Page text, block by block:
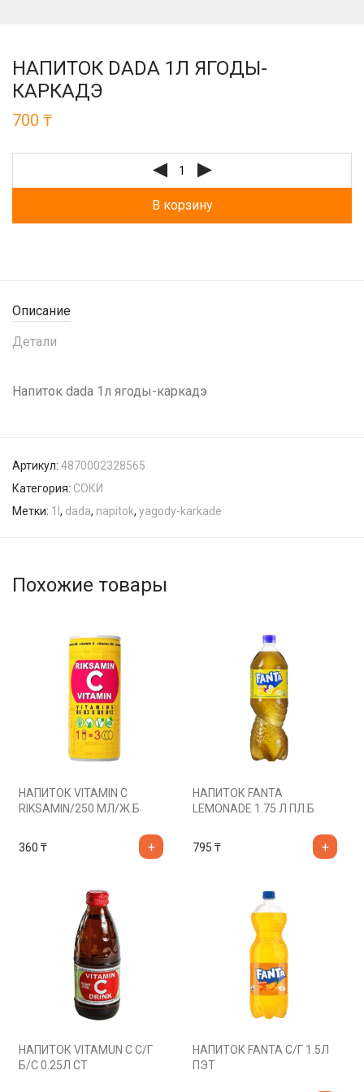
НАПИТОК DADA 1Л ЯГОДЫ-
КАРКАДЭ
700 ₸
В корзину
Описание
Детали
Напиток dada 1л ягоды-каркадэ
Артикул: 4870002328565
Категория: СОКИ
Метки: 1l , dada, napitok, yagody-karkade
Похожие товары
НАПИТОК VITAMIN C
RIKSAMIN/250 МЛ/Ж.Б
360 ₸
НАПИТОК FANTA
LEMONADE 1.75 Л ПЛ.Б
795 ₸
НАПИТОК VITAMUN C С/Г
Б/С 0.25Л СТ
НАПИТОК FANTA С/Г 1.5Л
ПЭТ